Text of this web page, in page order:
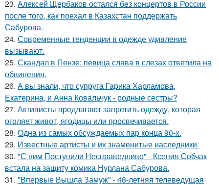
23. Алексей Щербаков остался без концертов в России
после того, как поехал в Казахстан поддержать
Сабурова.
24. Современные тенденции в одежде удивление
вызывают.
25. Скандал в Пензе: певица слава в слезах ответила на
обвинения.
26. А вы знали, что супруга Гарика Харламова,
Екатерина, и Анна Ковальчук - родные сестры?
27. Активисты предлагают запретить одежду, которая
оголяет живот, ягодицы или просвечивается.
28. Одна из самых обсуждаемых пар конца 90-х.
29. Известные артисты и их знаменитые наследники.
30. "С ним Поступили Несправедливо" - Ксения Собчак
встала на защиту комика Нурлана Сабурова.
31. "Впервые Вышла Замуж" - 48-летняя телеведущая